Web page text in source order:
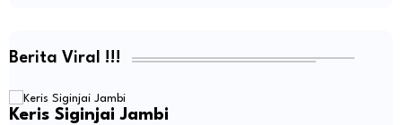
Berita Viral !!!
Keris Siginjai Jambi